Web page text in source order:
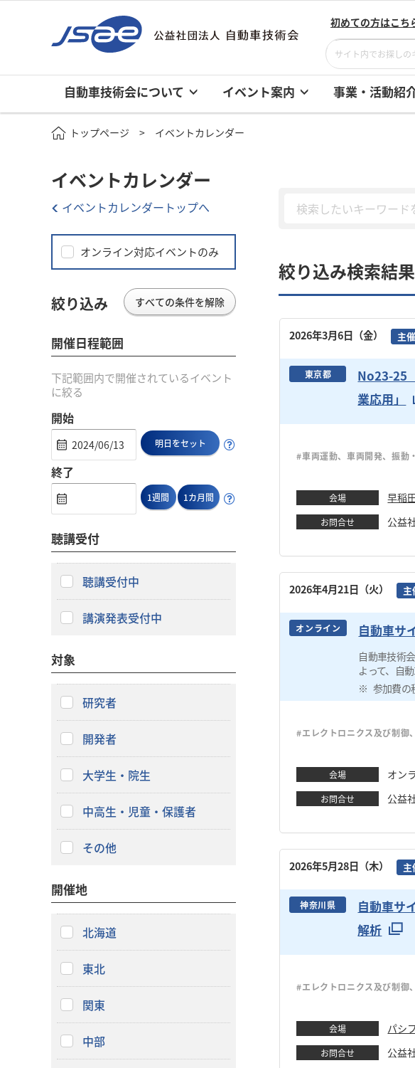
初めての方はこち
自動車技術会について イベント案内 事業・活動紹
トップページ イベントカレンダー
絞り込み検索結果
2026年3月6日（金） 主催
東京都
No23-25
業応用」
#車両運動、車両開発、振動
会場 早稲
お問合せ 公益
2026年4月21日（火） 主
オンライン 自動車サ
自動車技術
よって、自
参加費の
#エレクトロニクス及び制
会場 オン
お問合せ 公益
2026年5月28日（木） 主
神奈川県
自動車サ
解析
#エレクトロニクス及び制
会場 パシ
お問合せ 公益
イベントカレンダー
イベントカレンダートップへ
オンライン対応イベントのみ
絞り込み すべての条件を解除
開催日程範囲
下記範囲内で開催されているイベント
に絞る
開始
明日をセット
終了
1週間 1カ月間
聴講受付
聴講受付中
講演発表受付中
対象
研究者
開発者
大学生・院生
中高生・児童・保護者
その他
開催地
北海道
東北
関東
中部